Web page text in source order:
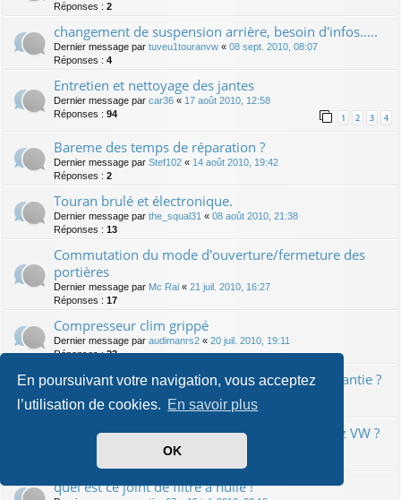
En poursuivant votre navigation, vous acceptez
l’utilisation de cookies. En savoir plus
OK
Réponses : 2
changement de suspension arrière, besoin d'infos.....
Dernier message par tuveu1touranvw « 08 sept. 2010, 08:07
Réponses : 4
Entretien et nettoyage des jantes
Dernier message par car36 « 17 août 2010, 12:58
Réponses : 94 1 2 3 4
Bareme des temps de réparation ?
Dernier message par Stef102 « 14 août 2010, 19:42
Réponses : 2
Touran brulé et électronique.
Dernier message par the_squal31 « 08 août 2010, 21:38
Réponses : 13
Commutation du mode d'ouverture/fermeture des
portières
Dernier message par Mc Rai « 21 juil. 2010, 16:27
Réponses : 17
Compresseur clim grippé
Dernier message par audimanrs2 « 20 juil. 2010, 19:11
Réponses :23
Indicateur ODB Révisions : dépassement et garantie ?
Réponses : 8
Couleur de l'huile moteur apres la revision chez VW ?
Mc Rai«
quel est ce joint de filtre à huile !